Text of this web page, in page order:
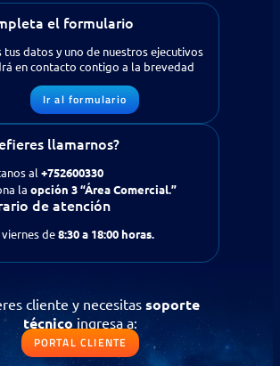
el formulario
tus datos y uno de nuestros ejecutivos
en contacto contigo a la brevedad
Ir al formulario
llamarnos?
al +752600330
la opción 3 “Área Comercial.”
de atención
viernes de8:30 a 18:00 horas.
cliente y necesitassoporte
técnico ingresa a:
PORTAL CLIENTE
apoyo en tecnología
tu empresa?Contáctanos
¿Prefieres llamarnos?
Contáctanos al+56 (75) 2600330